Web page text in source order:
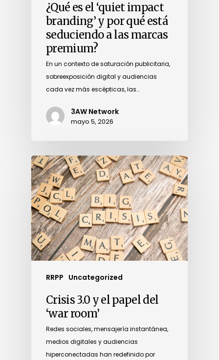
¿Qué es el ‘quiet impact
branding’ y por qué está
seduciendo a las marcas
premium?
En un contexto de saturación publicitaria,
sobreexposición digital y audiencias
cada vez más escépticas, las…
3AW Network
mayo 5, 2026
RRPP Uncategorized
Crisis 3.0 y el papel del
‘war room’
Redes sociales, mensajería instantánea,
medios digitales y audiencias
hiperconectadas han redefinido por